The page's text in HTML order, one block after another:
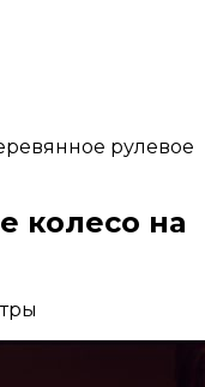
рулевое
колесо на